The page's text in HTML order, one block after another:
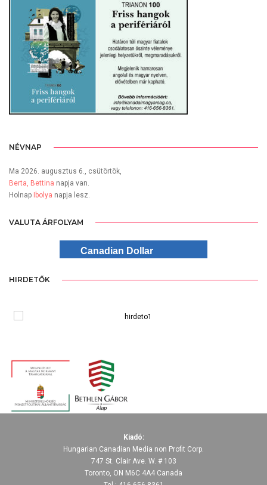
NÉVNAP
Ma 2026. augusztus 6., csütörtök,
Berta, Bettina napja van.
Holnap Ibolya napja lesz.
VALUTA ÁRFOLYAM
Canadian Dollar
HIRDETŐK
Kiadó:
Hungarian Canadian Media non Profit Corp.
747 St. Clair Ave. W. # 103
Toronto, ON M6C 4A4 Canada